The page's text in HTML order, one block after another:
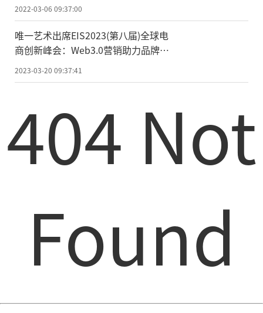
2022-03-06 09:37:00
唯一艺术出席EIS2023(第八届)全球电
商创新峰会：Web3.0营销助力品牌成
长
2023-03-20 09:37:41
404 Not
Found